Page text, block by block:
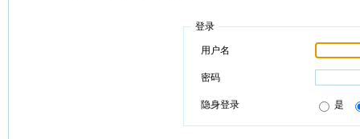
登录
用户名
密码
隐身登录 是